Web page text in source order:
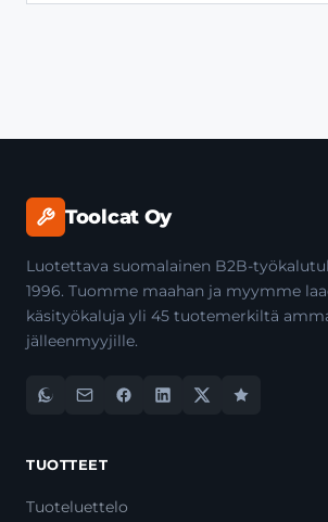
Toolcat Oy
Luotettava suomalainen B2B-
1996. Tuomme maahan ja myymme
käsityökaluja yli 45 tuotemerkiltä
jälleenmyyjille.
TUOTTEET
Tuoteluettelo